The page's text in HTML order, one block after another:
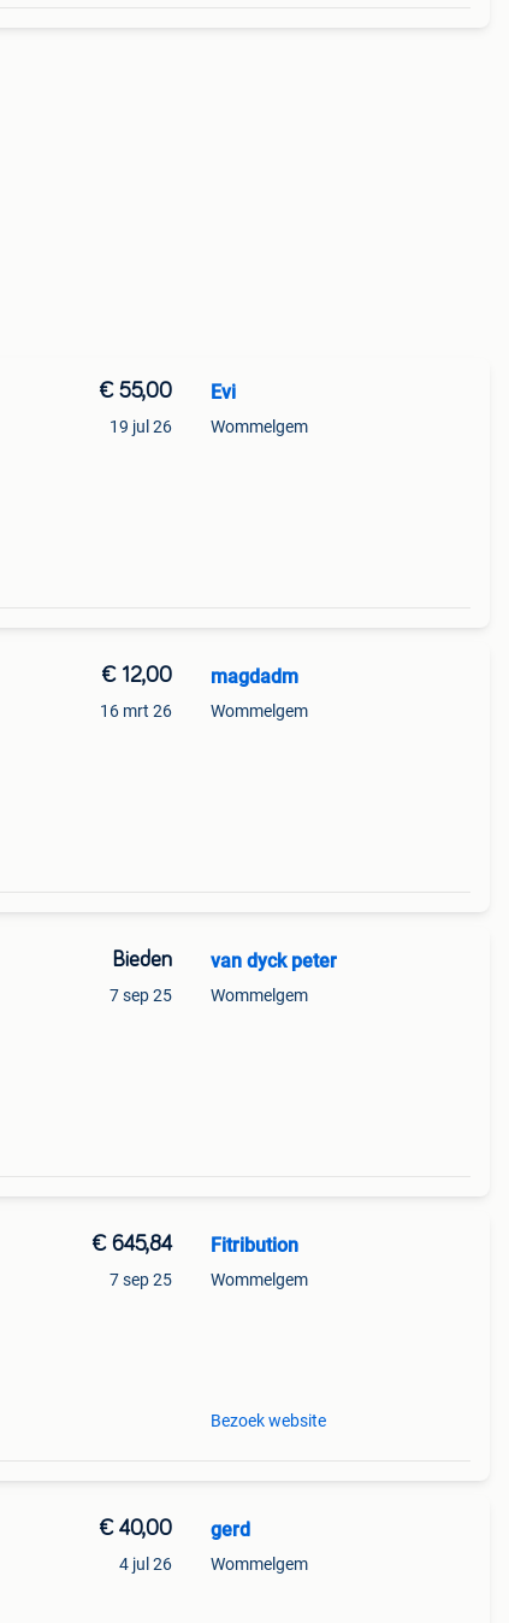
€ 55,00
19 jul 26
Evi
Wommelgem
€ 12,00
16 mrt 26
magdadm
Wommelgem
Bieden
7 sep 25
van dyck peter
Wommelgem
€ 645,84
7 sep 25
Fitribution
Wommelgem
Bezoek website
€ 40,00
4 jul 26
gerd
Wommelgem